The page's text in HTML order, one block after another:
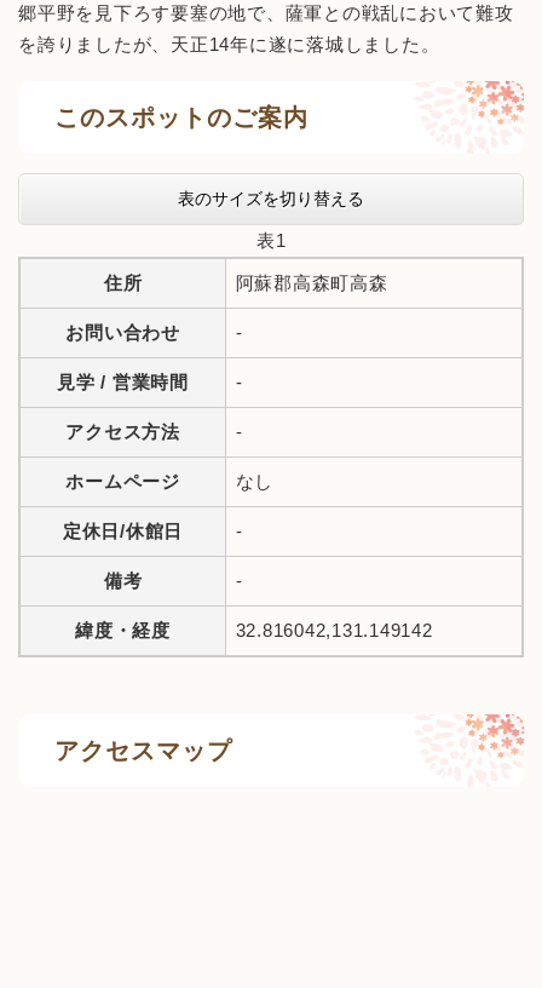
郷平野を見下ろす要塞の地で、薩軍との戦乱において難攻
を誇りましたが、天正14年に遂に落城しました。
このスポットのご案内
表のサイズを切り替える
表1
住所 阿蘇郡高森町高森
お問い合わせ -
見学 / 営業時間 -
アクセス方法 -
ホームページ なし
定休日/休館日 -
備考 -
緯度・経度 32.816042,131.149142
アクセスマップ